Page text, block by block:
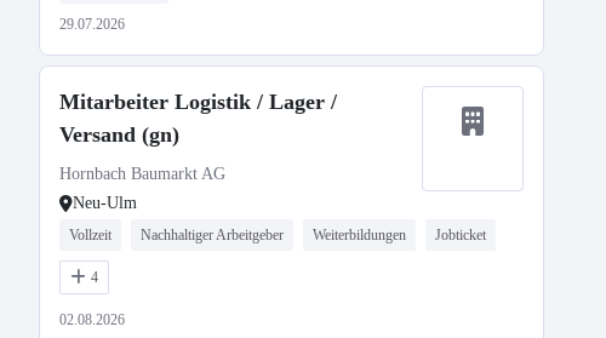
29.07.2026
Mitarbeiter Logistik / Lager /
Versand (gn)
Hornbach Baumarkt AG
Neu-Ulm
Vollzeit Nachhaltiger Arbeitgeber Weiterbildungen Jobticket
4
02.08.2026